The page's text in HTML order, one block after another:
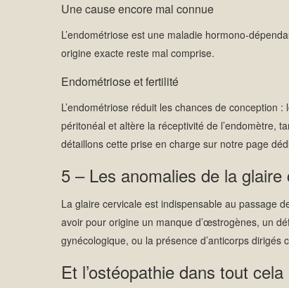
Une cause encore mal connue
L’endométriose est une maladie hormono-
origine exacte reste mal comprise.
Endométriose et fertilité
L’endométriose réduit les chances de conception
péritonéal et altère la réceptivité de l’endomètre,
détaillons cette prise en charge sur notre page
5 – Les anomalies de la glaire
La glaire cervicale est indispensable au passage
avoir pour origine un manque d’œstrogènes, un
gynécologique, ou la présence d’anticorps dirigés
Et l’ostéopathie dans tout cela